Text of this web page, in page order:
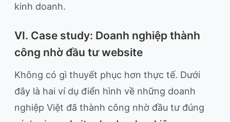
kinh doanh.
VI. Case study: Doanh nghiệp thành
công nhờ đầu tư website
Không có gì thuyết phục hơn thực tế. Dưới
đây là hai ví dụ điển hình về những doanh
nghiệp Việt đã thành công nhờ đầu tư đúng